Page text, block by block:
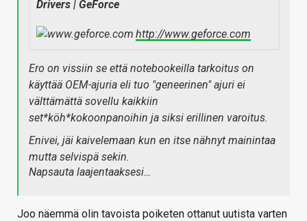
Drivers | GeForce
http://www.geforce.com
Ero on vissiin se että notebookeilla tarkoitus on
käyttää OEM-ajuria eli tuo "geneerinen" ajuri ei
välttämättä sovellu kaikkiin
set*köh*kokoonpanoihin ja siksi erillinen varoitus.
Enivei, jäi kaivelemaan kun en itse nähnyt mainintaa
mutta selvispä sekin.
Napsauta laajentaaksesi…
Joo näemmä olin tavoista poiketen ottanut uutista varten